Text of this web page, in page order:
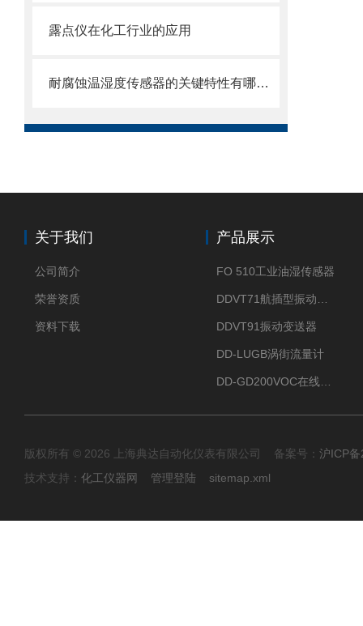
露点仪在化工行业的应用
耐腐蚀温湿度传感器的关键特性有哪些？
关于我们
公司简介
荣誉资质
资料下载
产品展示
FO 510工业油湿传感器
DDVT91振动变送器
DD-LUGB涡街流量计
版权所有 © 2026 上海典达自动化仪表有限公司 备案号： 沪ICP
技术支持： 化工仪器网 管理登陆 sitemap.xml